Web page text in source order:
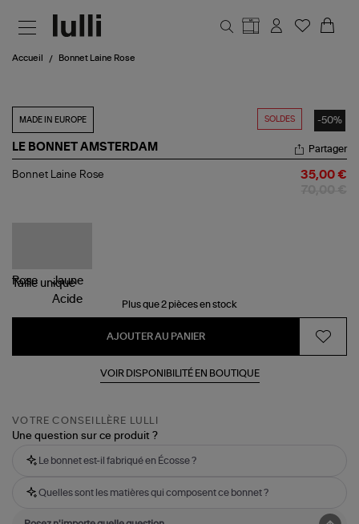
Accueil Bonnet Laine Rose
SOLDES -50%
MADE IN EUROPE
LE BONNET AMSTERDAM
Bonnet
Partager
Bonnet Laine Rose 35,00 €
Taille unique
Plus que 2 pièces en stock
AJOUTER AU PANIER
VOIR DISPONIBILITÉ EN BOUTIQUE
VOTRE CONSEILLÈRE LULLI
Une question sur ce produit ?
Le bonnet est-il fabriqué en Écosse ?
Quelles sont les matières qui composent ce bonnet ?